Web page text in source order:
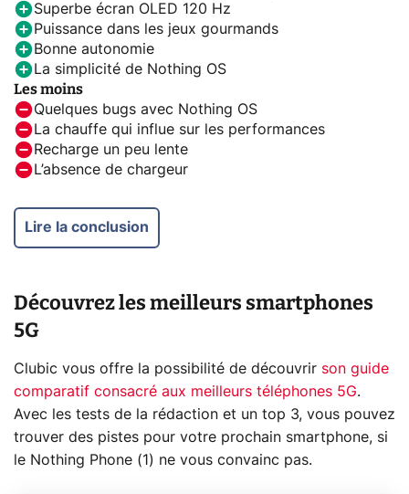
Superbe écran OLED 120 Hz
Puissance dans les jeux gourmands
Bonne autonomie
La simplicité de Nothing OS
Les moins
Quelques bugs avec Nothing OS
La chauffe qui influe sur les performances
Recharge un peu lente
L’absence de chargeur
Lire la conclusion
Découvrez les meilleurs smartphones
5G
Clubic vous offre la possibilité de découvrir son guide
comparatif consacré aux meilleurs téléphones 5G.
Avec les tests de la rédaction et un top 3, vous pouvez
trouver des pistes pour votre prochain smartphone, si
le Nothing Phone (1) ne vous convainc pas.